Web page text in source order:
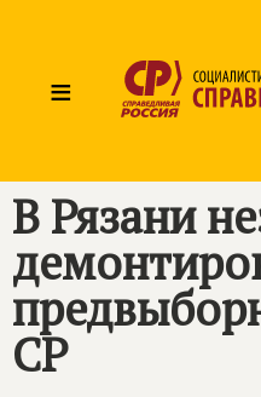
≡
В Рязани
СР